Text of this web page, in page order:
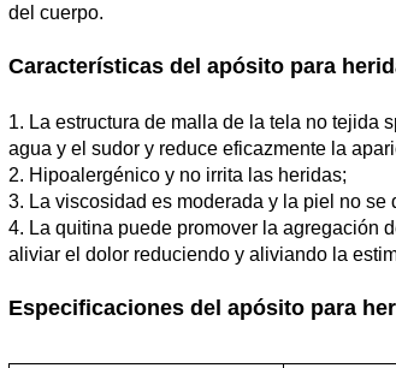
del cuerpo.
Características del apósito para
1. La estructura de malla de la tela no tejida
agua y el sudor y reduce eficazmente la
2. Hipoalergénico y no irrita las heridas;
3. La viscosidad es moderada y la piel no se
4. La quitina puede promover la agregación
aliviar el dolor reduciendo y aliviando la
Especificaciones del apósito para